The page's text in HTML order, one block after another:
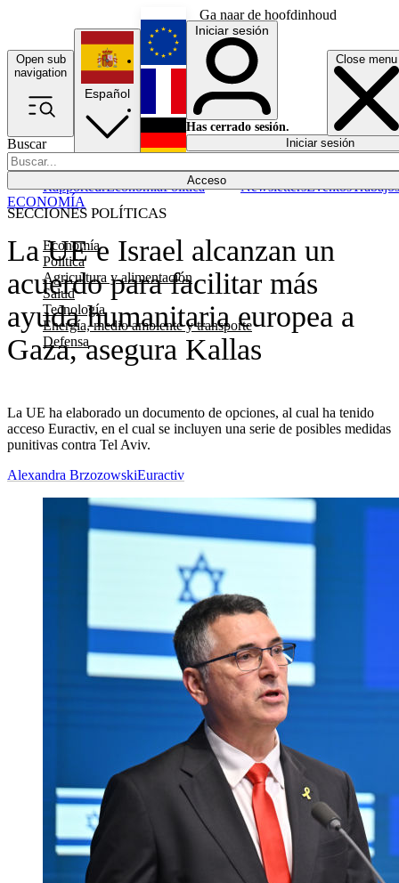
Ga naar de hoofdinhoud
Open sub
navigation
Close menu
Buscar
Acceso
SECCIONES POLÍTICAS
Economía
Política
Agricultura y alimentación
Salud
Tecnología
Energía, medio ambiente y transporte
Defensa
RapporteurEconomíaPolítica NewslettersEventosTrabajos
Español
English
Français
Iniciar sesión
Has cerrado sesión.
Iniciar sesión
La UE e Israel alcanzan un
acuerdo para facilitar más
ayuda humanitaria europea a
Gaza, asegura Kallas
La UE ha elaborado un documento de opciones, al cual ha tenido
acceso Euractiv, en el cual se incluyen una serie de posibles medidas
punitivas contra Tel Aviv.
ECONOMÍA
Alexandra BrzozowskiEuractiv